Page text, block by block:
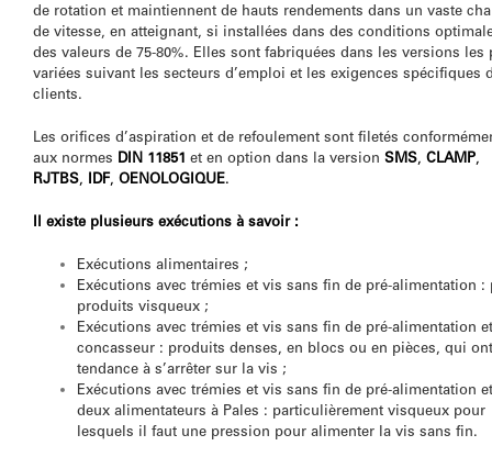
de rotation et maintiennent de hauts rendements dans un vaste
de vitesse, en atteignant, si installées dans des conditions
des valeurs de 75-80%. Elles sont fabriquées dans les versions les
variées suivant les secteurs d’emploi et les exigences spécifiques
clients.
Les orifices d’aspiration et de refoulement sont filetés
aux normes DIN 11851 et en option dans la version SMS, CLAMP,
RJTBS, IDF, OENOLOGIQUE.
Il existe plusieurs exécutions à savoir :
Exécutions alimentaires ;
Exécutions avec trémies et vis sans fin de pré-alimentation :
produits visqueux ;
Exécutions avec trémies et vis sans fin de pré-alimentation et
concasseur : produits denses, en blocs ou en pièces, qui
tendance à s’arrêter sur la vis ;
Exécutions avec trémies et vis sans fin de pré-alimentation et
deux alimentateurs à Pales : particulièrement visqueux pour
lesquels il faut une pression pour alimenter la vis sans fin.